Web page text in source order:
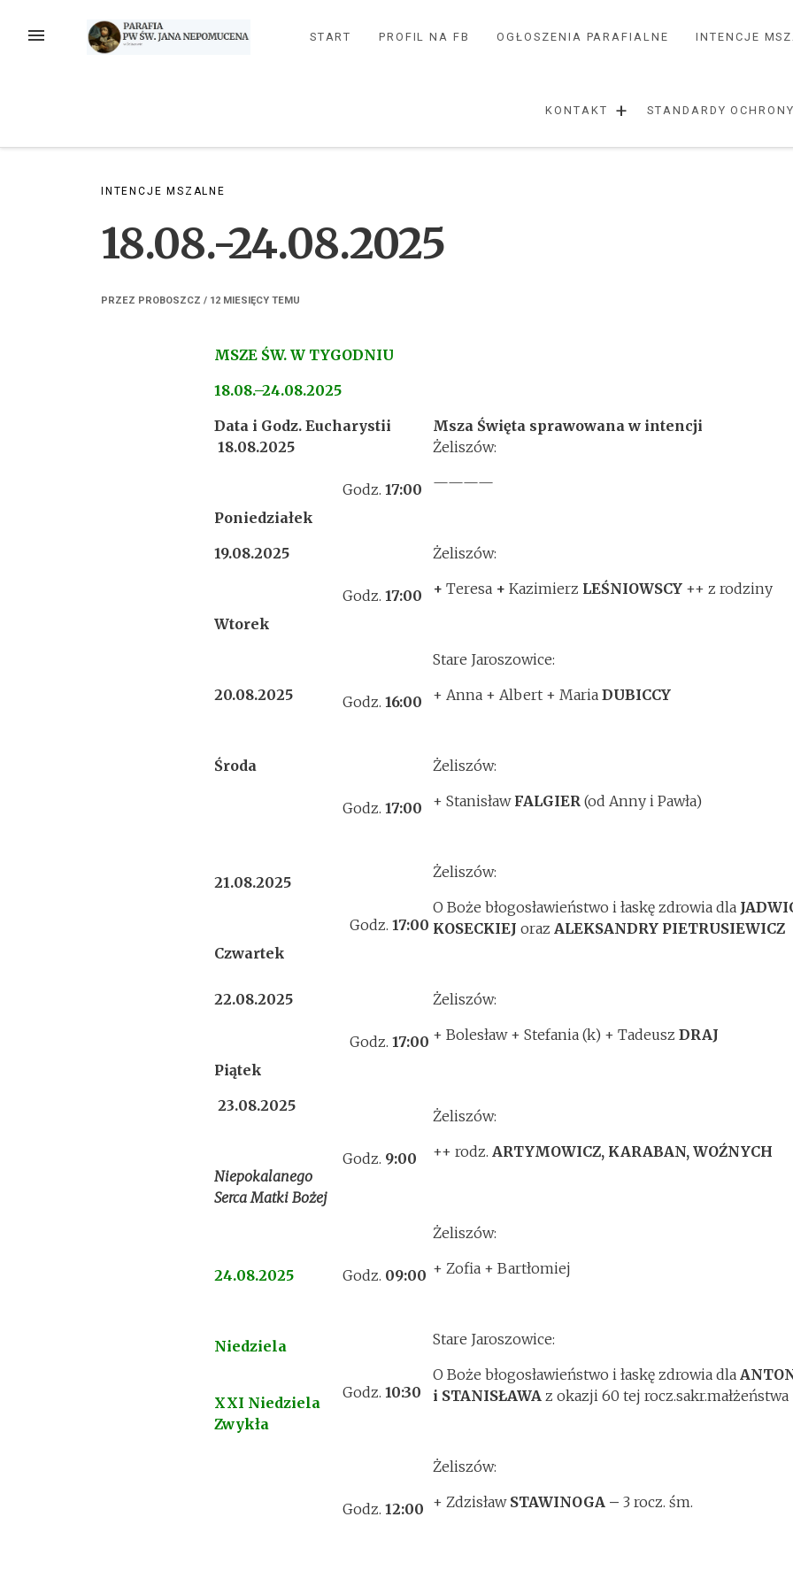
MENU START PROFIL NA FB OGŁOSZENIA PARAFIALNE INTENCJE
KONTAKT + STANDARDY
INTENCJE MSZALNE
18.08.-24.08.2025
PRZEZ PROBOSZCZ / 12 MIESIĘCY TEMU
MSZE ŚW. W TYGODNIU
18.08.–24.08.2025
Data i Godz. Eucharystii
Msza Święta sprawowana w intencji
18.08.2025
Poniedziałek
Godz.17:00
Żeliszów:
————
19.08.2025
Wtorek
Godz.17:00
Żeliszów:
+Teresa +Kazimierz LEŚNIOWSCY ++ z rodziny
20.08.2025
Środa
Godz.16:00
Stare Jaroszowice:
+ Anna + Albert + MariaDUBICCY
Godz.17:00
Żeliszów:
+ Stanisław FALGIER (od Anny i Pawła)
21.08.2025
Czwartek
Godz.17:00
Żeliszów:
O Boże błogosławieństwo i łaskę zdrowia dla
KOSECKIEJ orazALEKSANDRY PIETRUSIEWICZ
22.08.2025
Piątek
Godz.17:00
Żeliszów:
+ Bolesław + Stefania (k) + TadeuszDRAJ
23.08.2025
Niepokalanego
Serca Matki Bożej
Godz. 9:00
Żeliszów:
++ rodz.ARTYMOWICZ, KARABAN, WOŹNYCH
24.08.2025
Niedziela
XXI Niedziela
Zwykła
Godz. 09:00
Żeliszów:
+ Zofia + Bartłomiej
Godz.10:30
Stare Jaroszowice:
O Boże błogosławieństwo i łaskę zdrowia dla
i STANISŁAWAz okazji 60 tej rocz.sakr.małżeństwa
Godz.12:00
Żeliszów:
+ ZdzisławSTAWINOGA –3 rocz. śm.